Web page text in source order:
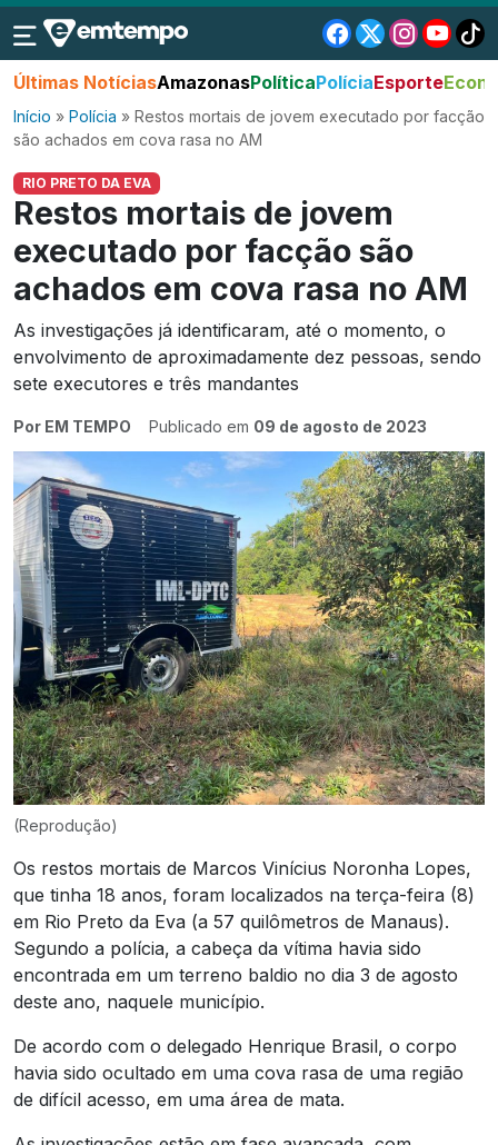
Últimas NotíciasAmazonasPolíticaPolíciaEsporte
Início » Polícia » Restos mortais de jovem executado por facção
são achados em cova rasa no AM
RIO PRETO DA EVA
Restos mortais de jovem
executado por facção são
achados em cova rasa no AM
As investigações já identificaram, até o momento, o
envolvimento de aproximadamente dez pessoas, sendo
sete executores e três mandantes
Por EM TEMPO Publicado em 09 de agosto de 2023
(Reprodução)
Os restos mortais de Marcos Vinícius Noronha Lopes,
que tinha 18 anos, foram localizados na terça-feira (8)
em Rio Preto da Eva (a 57 quilômetros de Manaus).
Segundo a polícia, a cabeça da vítima havia sido
encontrada em um terreno baldio no dia 3 de agosto
deste ano, naquele município.
De acordo com o delegado Henrique Brasil, o corpo
havia sido ocultado em uma cova rasa de uma região
de difícil acesso, em uma área de mata.